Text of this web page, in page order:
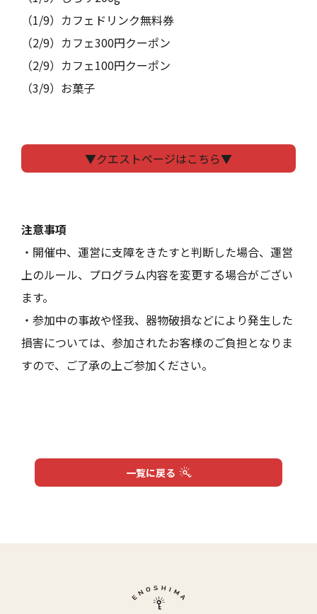
（1/9）カフェドリンク無料券
（2/9）カフェ300円クーポン
（2/9）カフェ100円クーポン
（3/9）お菓子
▼クエストページはこちら▼
注意事項
・開催中、運営に支障をきたすと判断した場合、運営
上のルール、プログラム内容を変更する場合がござい
ます。
・参加中の事故や怪我、器物破損などにより発生した
損害については、参加されたお客様のご負担となりま
すので、ご了承の上ご参加ください。
一覧に戻る